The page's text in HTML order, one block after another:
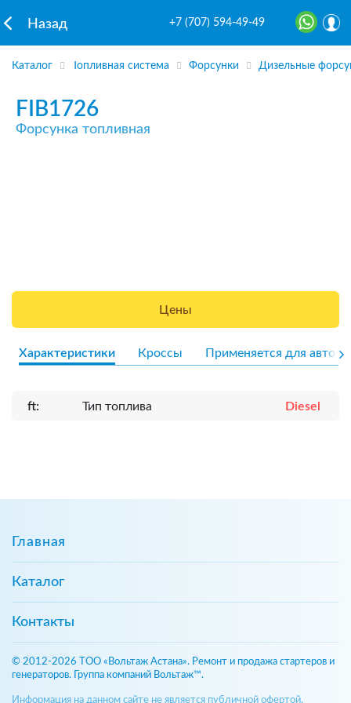
Назад +7 (707) 594-49-49
Каталог Топливная система Форсунки Дизельные
FIB1726
Форсунка топливная
Цены
Характеристики Кроссы Применяется для авто
ft: Тип топлива Diesel
Главная
Каталог
Контакты
© 2012-2026 ТОО «Вольтаж Астана». Ремонт и продажа стартеров и
генераторов. Группа компаний Вольтаж™.
Информация на данном сайте не является публичной офертой,